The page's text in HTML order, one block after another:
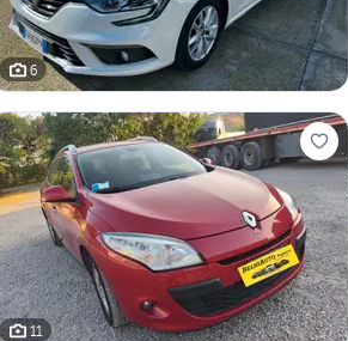
6
11